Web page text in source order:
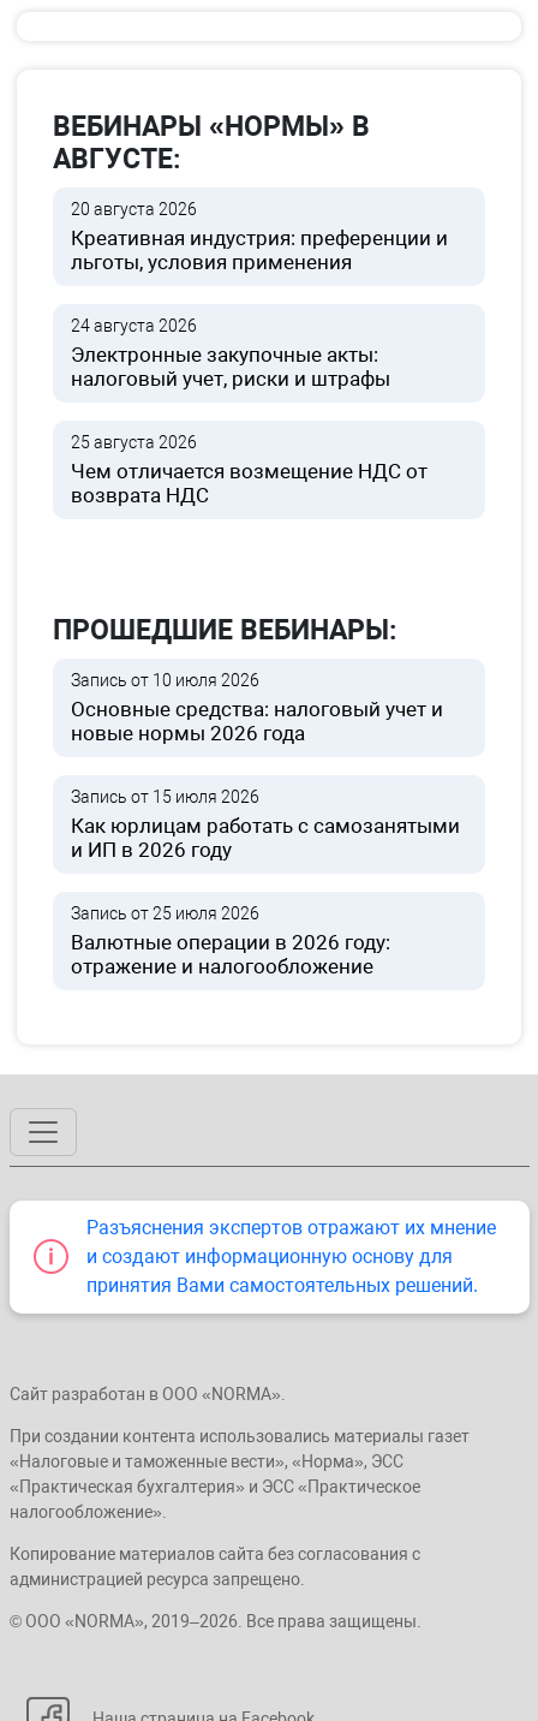
ВЕБИНАРЫ «НОРМЫ» В
АВГУСТЕ:
20 августа 2026
Креативная индустрия: преференции и
льготы, условия применения
24 августа 2026
Электронные закупочные акты:
налоговый учет, риски и штрафы
25 августа 2026
Чем отличается возмещение НДС от
возврата НДС
ПРОШЕДШИЕ ВЕБИНАРЫ:
Запись от 10 июля 2026
Основные средства: налоговый учет и
новые нормы 2026 года
Запись от 15 июля 2026
Как юрлицам работать с самозанятыми
и ИП в 2026 году
Запись от 25 июля 2026
Валютные операции в 2026 году:
отражение и налогообложение
Разъяснения экспертов отражают их мнение
и создают информационную основу для
принятия Вами самостоятельных решений.
Сайт разработан в ООО «NORMA».
При создании контента использовались материалы газет
«Налоговые и таможенные вести», «Норма», ЭСС
«Практическая бухгалтерия» и ЭСС «Практическое
налогообложение».
Копирование материалов сайта без согласования с
администрацией ресурса запрещено.
© ООО «NORMA», 2019–2026. Все права защищены.